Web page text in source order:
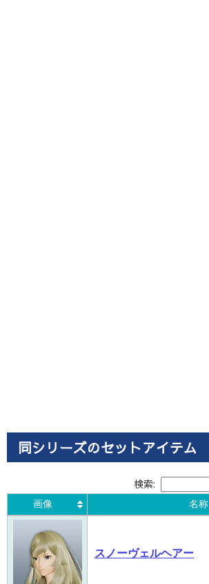
同シリーズのセットアイテム
検索:
画像 名称
画像
スノーヴェルヘアー